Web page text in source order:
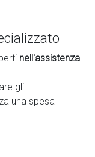
nell'assistenza
gli
una spesa